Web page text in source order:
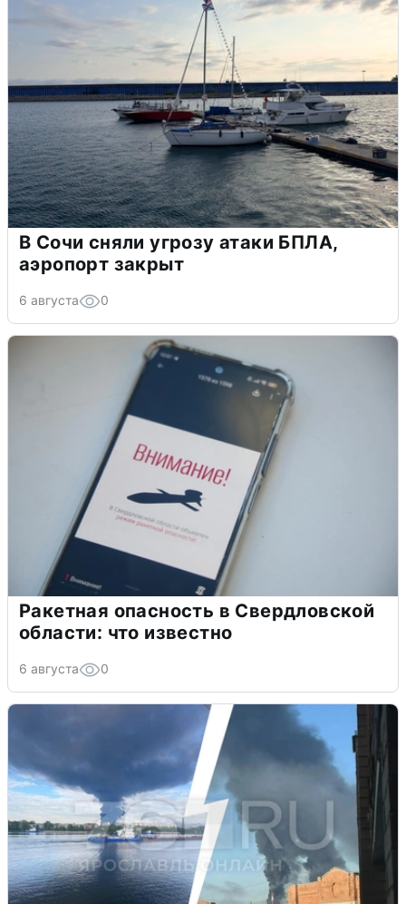
В Сочи сняли угрозу атаки БПЛА,
аэропорт закрыт
6 августа 0
Ракетная опасность в Свердловской
области: что известно
6 августа 0